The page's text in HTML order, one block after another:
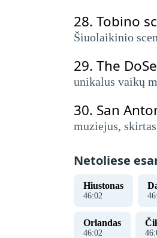
28. Tobino
Šiuolaikinio
29. The
unikalus vaikų
30. San
muziejus,
Netoliese
Hiustonas
46:02 46:
Orlandas
46:02 46: